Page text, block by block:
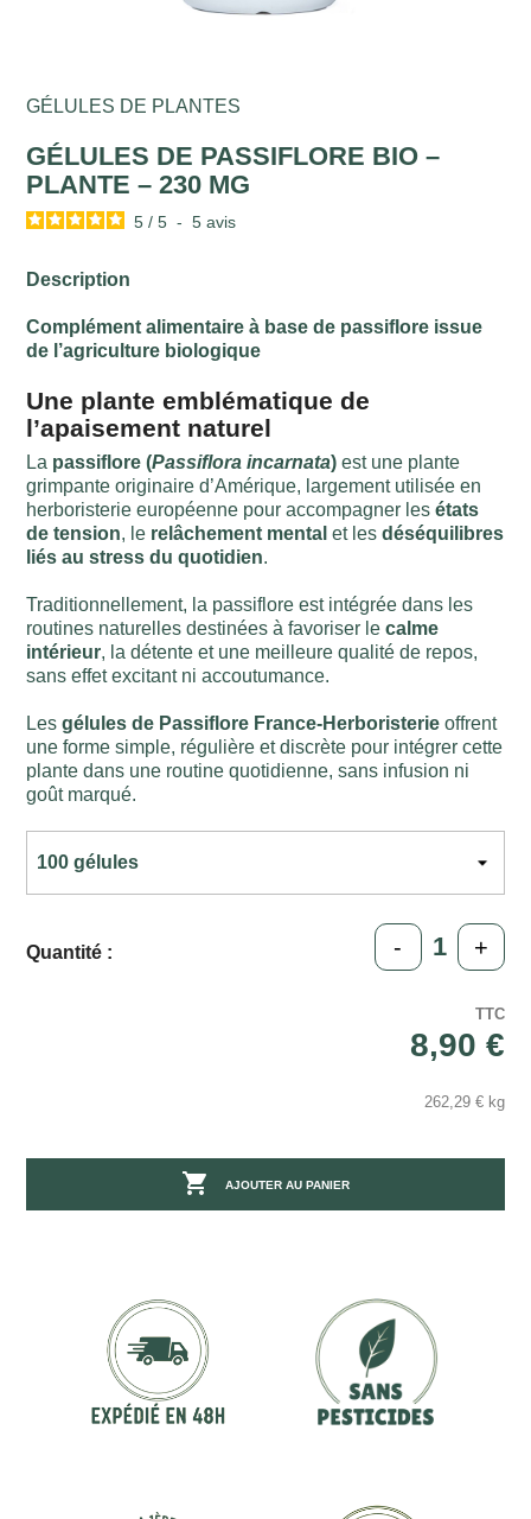
GÉLULES DE PLANTES
GÉLULES DE PASSIFLORE BIO –
PLANTE – 230 MG
5 / 5 - 5avis
Description
Complément alimentaire à base de passiflore issue
de l’agriculture biologique
Une plante emblématique de
l’apaisement naturel
La passiflore (Passiflora incarnata) est une plante
grimpante originaire d’Amérique, largement utilisée en
herboristerie européenne pour accompagner lesétats
de tension, le relâchement mental et lesdéséquilibres
liés au stress du quotidien.
Traditionnellement, la passiflore est intégrée dans les
routines naturelles destinées à favoriser lecalme
intérieur, la détente et une meilleure qualité de repos,
sans effet excitant ni accoutumance.
Lesgélules de Passiflore France-Herboristerie offrent
une forme simple, régulière et discrète pour intégrer cette
plante dans une routine quotidienne, sans infusion ni
goût marqué.
Quantité : - +
TTC
8,90 €
262,29 € kg
 AJOUTER AU PANIER